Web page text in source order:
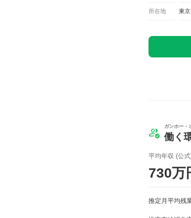
所在地 東
ガンホー・
働く
平均年収 (公
730万
推定月平均残